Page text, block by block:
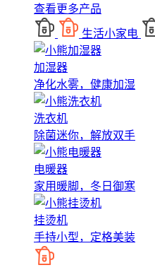
查看更多产品
生活小家电
加湿器
净化水雾，健康加湿
洗衣机
除菌迷你，解放双手
电暖器
家用暖脚，冬日御寒
挂烫机
手持小型，定格美装